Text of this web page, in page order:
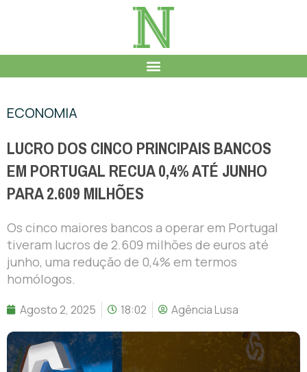
ECONOMIA
LUCRO DOS CINCO PRINCIPAIS BANCOS
EM PORTUGAL RECUA 0,4% ATÉ JUNHO
PARA 2.609 MILHÕES
Os cinco maiores bancos a operar em Portugal
tiveram lucros de 2.609 milhões de euros até
junho, uma redução de 0,4% em termos
homólogos.
Agosto 2, 2025 18:02 Agência Lusa